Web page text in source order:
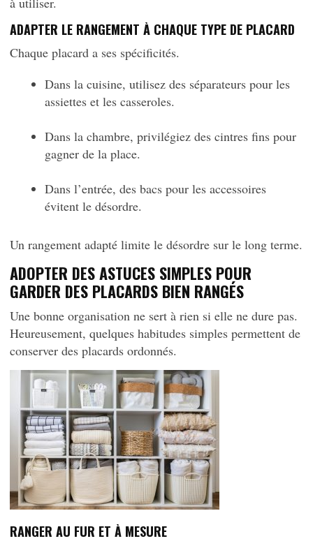
ADAPTER LE RANGEMENT À CHAQUE TYPE DE PLACARD
Chaque placard a ses spécificités.
Dans la cuisine, utilisez des séparateurs pour les
assiettes et les casseroles.
Dans la chambre, privilégiez des cintres fins pour
gagner de la place.
Dans l’entrée, des bacs pour les accessoires
évitent le désordre.
Un rangement adapté limite le désordre sur le long terme.
ADOPTER DES ASTUCES SIMPLES POUR
GARDER DES PLACARDS BIEN RANGÉS
Une bonne organisation ne sert à rien si elle ne dure pas.
Heureusement, quelques habitudes simples permettent de
conserver des placards ordonnés.
RANGER AU FUR ET À MESURE